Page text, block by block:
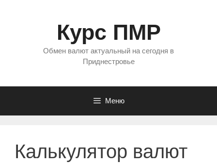
Курс ПМР
Обмен валют актуальный на сегодня в
Приднестровье
Меню
Калькулятор валют